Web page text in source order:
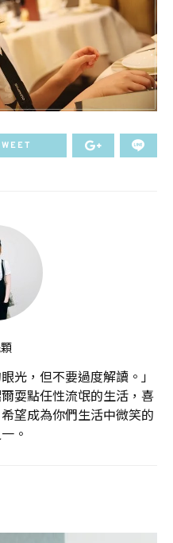
光，但不要過度解讀。」
耍點任性流氓的生活，喜
望成為你們生活中微笑的
。